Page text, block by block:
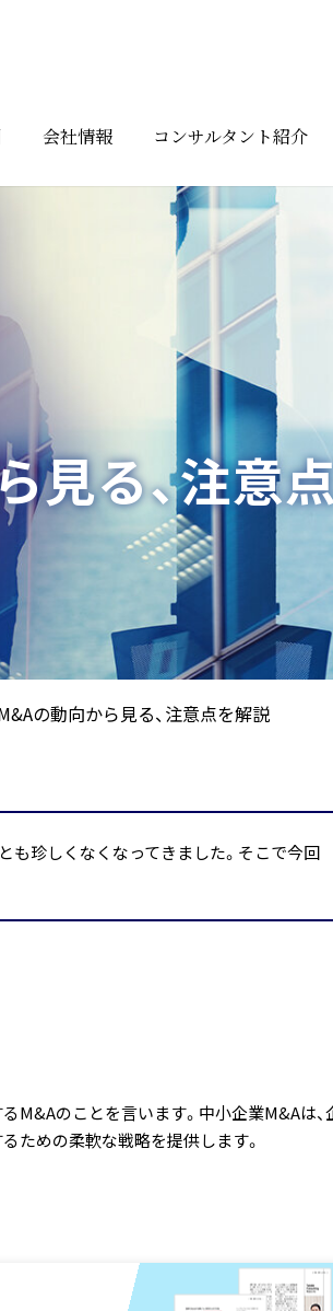
会社情報 コンサルタント紹介
見る、注意
の動向から見る、注意点を解説
珍しくなくなってきました。そこで今回
M&Aのことを言います。中小企業M&Aは、
ための柔軟な戦略を提供します。